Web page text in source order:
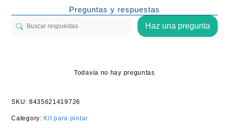
Preguntas y respuestas
Haz una pregunta
Todavía no hay preguntas
SKU: 8435621419726
Category: Kit para pintar